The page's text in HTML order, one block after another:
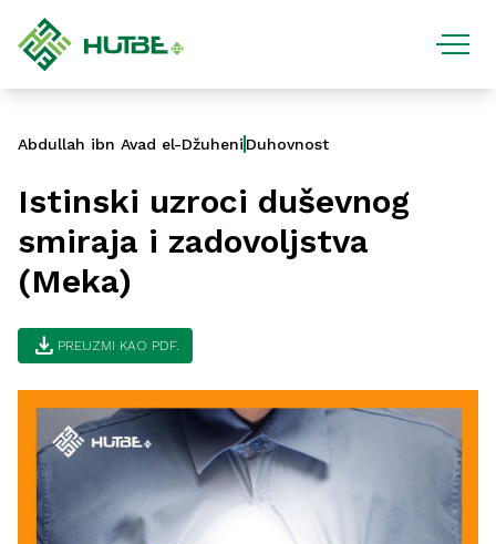
Abdullah ibn Avad el-Džuheni Duhovnost
Istinski uzroci duševnog
smiraja i zadovoljstva
(Meka)
download PREUZMI KAO PDF.